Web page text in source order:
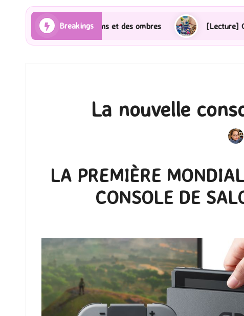
Breakings
Rayons et des ombres [Lecture] Gardiens des cités
La nouvelle
LA PREMIÈRE
CONSOLE DE